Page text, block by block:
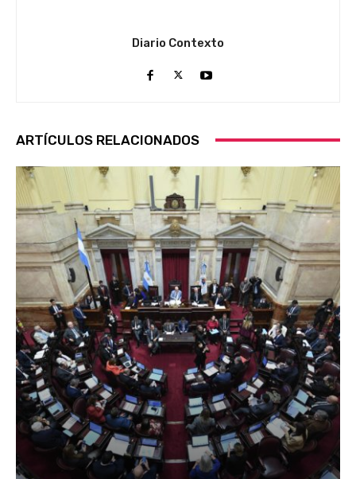
Diario Contexto
ARTÍCULOS RELACIONADOS